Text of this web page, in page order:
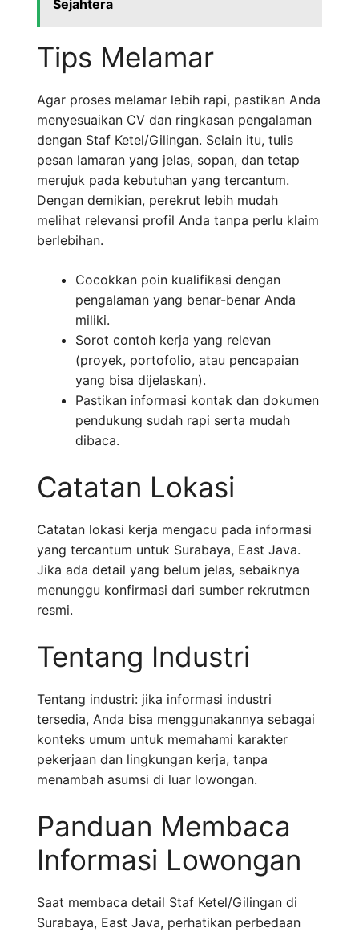
Sejahtera
Tips Melamar
Agar proses melamar lebih rapi, pastikan Anda
menyesuaikan CV dan ringkasan pengalaman
dengan Staf Ketel/Gilingan. Selain itu, tulis
pesan lamaran yang jelas, sopan, dan tetap
merujuk pada kebutuhan yang tercantum.
Dengan demikian, perekrut lebih mudah
melihat relevansi profil Anda tanpa perlu klaim
berlebihan.
Cocokkan poin kualifikasi dengan
pengalaman yang benar-benar Anda
miliki.
Sorot contoh kerja yang relevan
(proyek, portofolio, atau pencapaian
yang bisa dijelaskan).
Pastikan informasi kontak dan dokumen
pendukung sudah rapi serta mudah
dibaca.
Catatan Lokasi
Catatan lokasi kerja mengacu pada informasi
yang tercantum untuk Surabaya, East Java.
Jika ada detail yang belum jelas, sebaiknya
menunggu konfirmasi dari sumber rekrutmen
resmi.
Tentang Industri
Tentang industri: jika informasi industri
tersedia, Anda bisa menggunakannya sebagai
konteks umum untuk memahami karakter
pekerjaan dan lingkungan kerja, tanpa
menambah asumsi di luar lowongan.
Panduan Membaca
Informasi Lowongan
Saat membaca detail Staf Ketel/Gilingan di
Surabaya, East Java, perhatikan perbedaan